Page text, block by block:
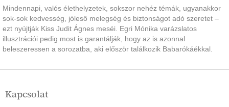
Mindennapi, valós élethelyzetek, sokszor nehéz témák, ugyanakkor
sok-sok kedvesség, jóleső melegség és biztonságot adó szeretet –
ezt nyújtják Kiss Judit Ágnes meséi. Egri Mónika varázslatos
illusztrációi pedig most is garantálják, hogy az is azonnal
beleszeressen a sorozatba, aki először találkozik Babarókáékkal.
L
bKapcsolat